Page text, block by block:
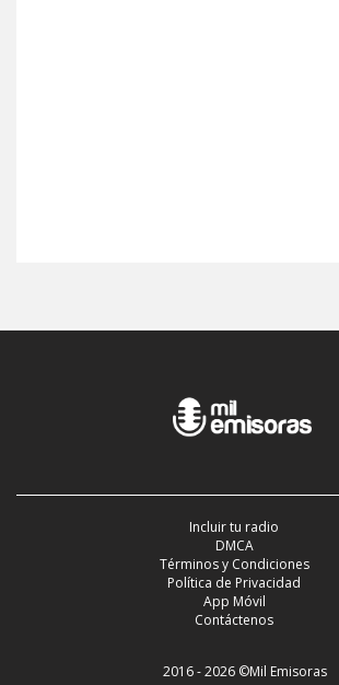
Incluir tu radio
DMCA
Términos y Condiciones
Política de Privacidad
App Móvil
Contáctenos
2016 - 2026 ©Mil Emisoras